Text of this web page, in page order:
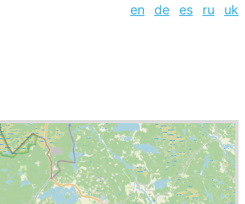
en de es ru uk